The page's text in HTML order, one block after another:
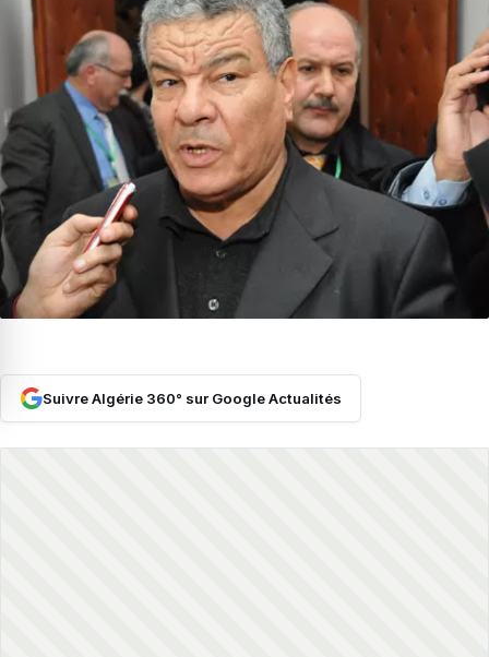
Suivre Algérie 360° sur Google Actualités